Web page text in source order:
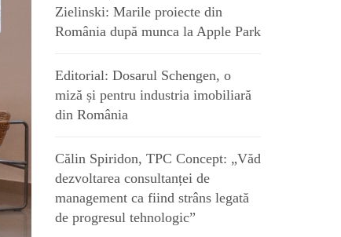
Zielinski: Marile proiecte din
România după munca la Apple Park
Editorial: Dosarul Schengen, o
miză și pentru industria imobiliară
din România
Călin Spiridon, TPC Concept: „Văd
dezvoltarea consultanței de
management ca fiind strâns legată
de progresul tehnologic”